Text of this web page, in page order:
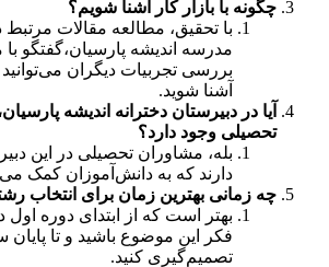
چگونه با بازار کار آشنا شویم؟
با تحقیق، مطالعه مقالات
مدرسه اندیشه پارسیان،گفتگو
بررسی تجربیات دیگران می‌توانید
آشنا شوید.
آیا در دبیرستان دخترانه اندیشه
تحصیلی وجود دارد؟
بله، مشاوران تحصیلی در این
دارند که به دانش‌آموزان کمک
چه زمانی بهترین زمان برای انتخاب
بهتر است که از ابتدای دوره اول
فکر این موضوع باشید و تا پایان
تصمیم‌گیری کنید.